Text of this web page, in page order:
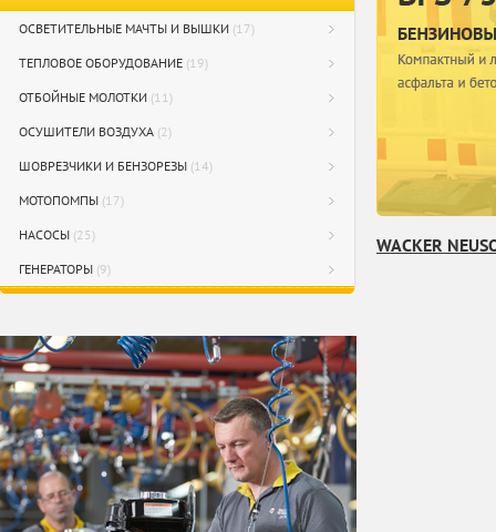
ОСВЕТИТЕЛЬНЫЕ МАЧТЫ И ВЫШКИ (17)
ТЕПЛОВОЕ ОБОРУДОВАНИЕ (19)
ОТБОЙНЫЕ МОЛОТКИ (11)
ОСУШИТЕЛИ ВОЗДУХА (2)
ШОВРЕЗЧИКИ И БЕНЗОРЕЗЫ (14)
МОТОПОМПЫ (17)
НАСОСЫ (25)
ГЕНЕРАТОРЫ (9)
WACKER